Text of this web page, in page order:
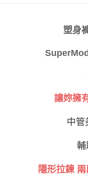
１．透過由恩沛科技股份
權轉讓予恩沛科技股份有限
２．關於個人資料處理事
３．未成年的使用者請事
４．使用「AFTEE先享後
請求用戶進行身份認證。
恩沛科技股份有限公司將
每筆NT$80，滿
付款後7-11取貨
每筆NT$80，滿
塑身
讓妳擁
中管
輔
隱形拉鍊